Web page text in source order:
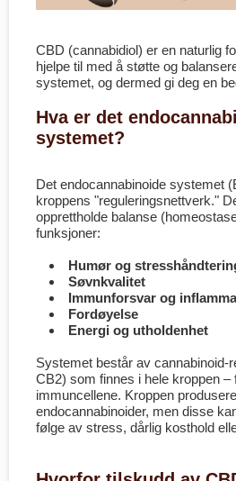
CBD (cannabidiol) er en naturlig
hjelpe til med å støtte og
systemet, og dermed gi deg en
Hva er det
systemet?
Det endocannabinoide systemet
kroppens "reguleringsnettverk."
opprettholde balanse
funksjoner:
Humør og
Søvnkvalitet
Immunforsvar og
Fordøyelse
Energi og utholdenhet
Systemet består av cannabinoid-
CB2) som finnes i hele kroppen –
immuncellene. Kroppen
endocannabinoider, men disse
følge av stress, dårlig kosthold